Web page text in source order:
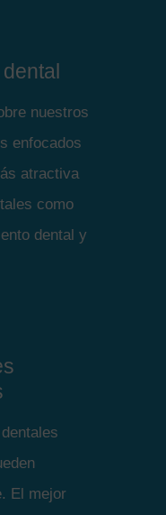
nuestros
enfocados
atractiva
como
dental y
El mejor